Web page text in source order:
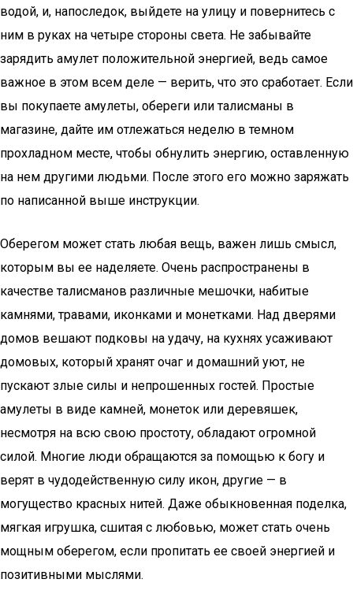
водой, и, напоследок, выйдете на улицу и повернитесь с
ним в руках на четыре стороны света. Не забывайте
зарядить амулет положительной энергией, ведь самое
важное в этом всем деле — верить, что это сработает. Если
вы покупаете амулеты, обереги или талисманы в
магазине, дайте им отлежаться неделю в темном
прохладном месте, чтобы обнулить энергию, оставленную
на нем другими людьми. После этого его можно заряжать
по написанной выше инструкции.
Оберегом может стать любая вещь, важен лишь смысл,
которым вы ее наделяете. Очень распространены в
качестве талисманов различные мешочки, набитые
камнями, травами, иконками и монетками. Над дверями
домов вешают подковы на удачу, на кухнях усаживают
домовых, который хранят очаг и домашний уют, не
пускают злые силы и непрошенных гостей. Простые
амулеты в виде камней, монеток или деревяшек,
несмотря на всю свою простоту, обладают огромной
силой. Многие люди обращаются за помощью к богу и
верят в чудодейственную силу икон, другие — в
могущество красных нитей. Даже обыкновенная поделка,
мягкая игрушка, сшитая с любовью, может стать очень
мощным оберегом, если пропитать ее своей энергией и
позитивными мыслями.